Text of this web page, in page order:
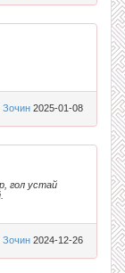
Зочин 2025-01-08
гол устай
Зочин 2024-12-26